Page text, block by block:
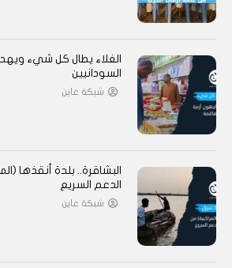
الغلاء يطال كل شيء
السودانيين
شبكة عاين
البشاقرة.. بلدة أنقذها
الدعم السريع
شبكة عاين